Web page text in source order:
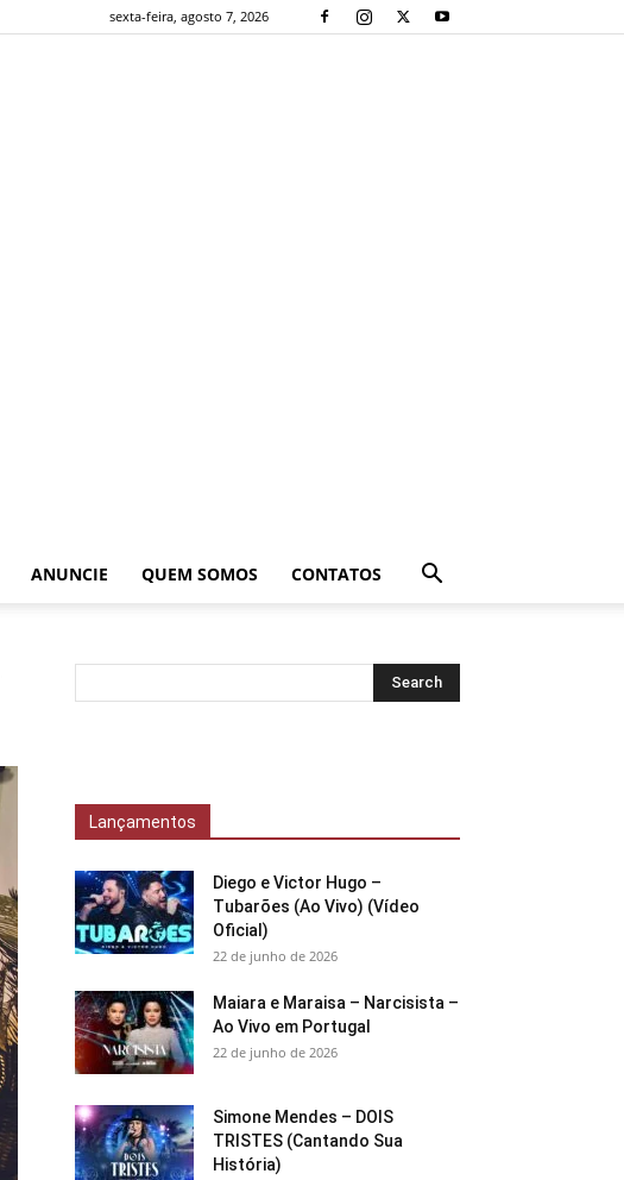
sexta-feira, agosto 7, 2026
ANUNCIE QUEM SOMOS CONTATOS
Lançamentos
Diego e Victor Hugo –
Tubarões (Ao Vivo) (Vídeo
Oficial)
22 de junho de 2026
Maiara e Maraisa – Narcisista –
Ao Vivo em Portugal
22 de junho de 2026
Simone Mendes – DOIS
TRISTES (Cantando Sua
História)